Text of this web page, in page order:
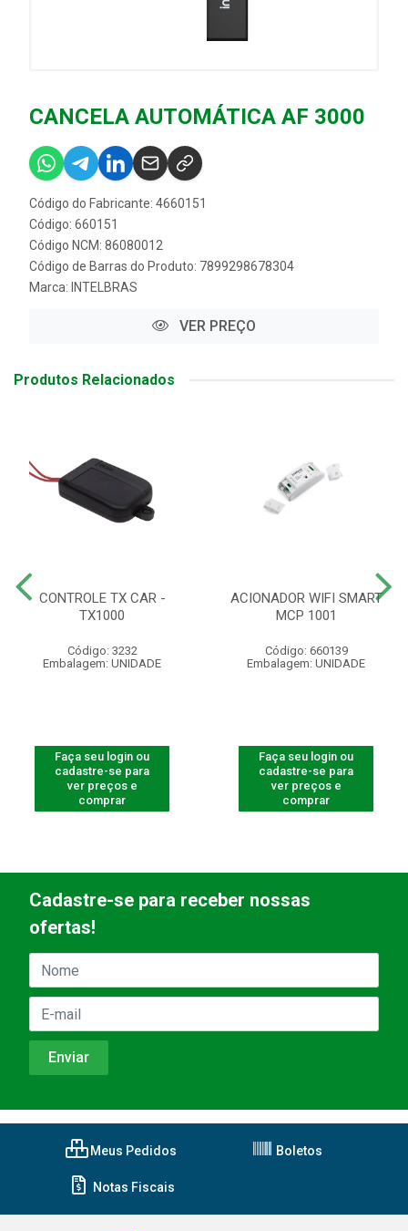
CANCELA AUTOMÁTICA AF 3000
Código do Fabricante: 4660151
Código: 660151
Código NCM: 86080012
Código de Barras do Produto: 7899298678304
Marca: INTELBRAS
VER PREÇO
Produtos Relacionados
CONTROLE TX CAR -
TX1000
Código: 3232
Embalagem: UNIDADE
Faça seu login ou
cadastre-se para
ver preços e
comprar
ACIONADOR WIFI SMART
MCP 1001
Código: 660139
Embalagem: UNIDADE
Faça seu login ou
cadastre-se para
ver preços e
comprar
Cadastre-se para receber nossas
ofertas!
Meus Pedidos Boletos
Notas Fiscais